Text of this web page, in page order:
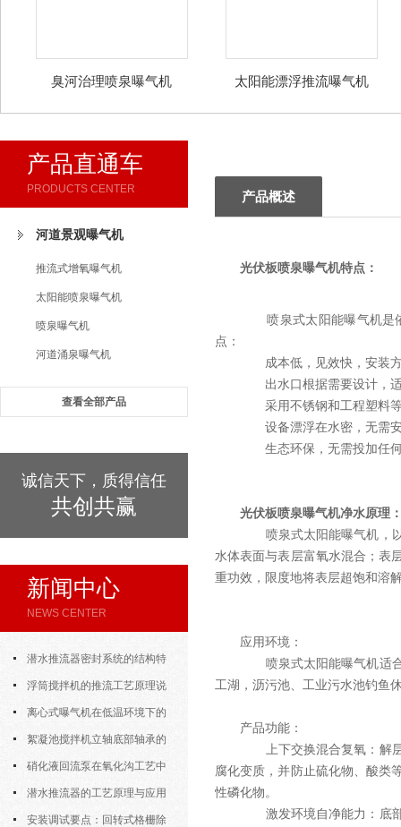
臭河治理喷泉曝气机 太阳能漂浮推流曝气机
产品直通车
PRODUCTS CENTER
河道景观曝气机
推流式增氧曝气机
太阳能喷泉曝气机
喷泉曝气机
河道涌泉曝气机
查看全部产品
诚信天下，质得信任
共创共赢
新闻中心
NEWS CENTER
潜水推流器密封系统的结构特
点与渗漏故障处理
浮筒搅拌机的推流工艺原理说
明 离心式曝气机在低温环境下的
运行特性与防冻措施
絮凝池搅拌机立轴底部轴承的
密封防水与免维护设计
硝化液回流泵在氧化沟工艺中
的布置位置对回流效果的影响
潜水推流器的工艺原理与应用
逻辑安装调试要点：回转式格栅除
产品概述
光伏板喷泉曝气机特点：
喷泉式太阳能曝气机是依
点：
成本低，见效快，安装方
出水口根据需要设计，适
采用不锈钢和工程塑料等
设备漂浮在水密，无需安
生态环保，无需投加任何
光伏板喷泉曝气机净水原理
喷泉式太阳能曝气机，以
水体表面与表层富氧水混合；表
重功效，限度地将表层超饱和溶
应用环境：
喷泉式太阳能曝气机适合
工湖，沥污池、工业污水池钓鱼
产品功能：
上下交换混合复氧：解层
腐化变质，并防止硫化物、酸类
性磷化物。
激发环境自净能力：底部